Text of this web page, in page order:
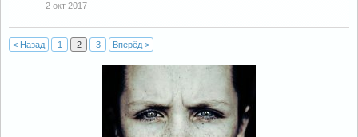
2 окт 2017
< Назад 1 2 3 Вперёд >